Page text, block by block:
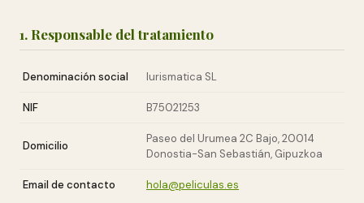
1. Responsable del tratamiento
Denominación social Iurismatica SL
NIF B75021253
Domicilio
Paseo del Urumea 2C Bajo, 20014
Donostia-San Sebastián, Gipuzkoa
Email de contacto hola@peliculas.es